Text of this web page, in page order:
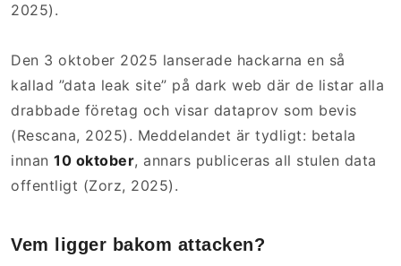
2025).
Den 3 oktober 2025 lanserade hackarna en så
kallad ”data leak site” på dark web där de listar alla
drabbade företag och visar dataprov som bevis
(Rescana, 2025). Meddelandet är tydligt: betala
innan 10 oktober, annars publiceras all stulen data
offentligt (Zorz, 2025).
Vem ligger bakom attacken?